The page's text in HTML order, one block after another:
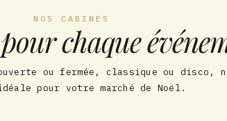
NOS CABINES
chaque
ou fermée, classique ou disco,
pour votre marché de Noël.